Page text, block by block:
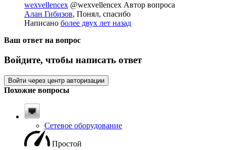
wexvellencex @wexvellencex Автор вопроса
Алан Гибизов, Понял, спасибо
Написано более двух лет назад
Ваш ответ на вопрос
Войдите, чтобы написать ответ
Войти через центр авторизации
Похожие вопросы
Сетевое оборудование
Простой